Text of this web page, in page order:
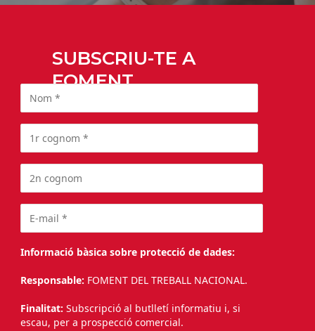
SUBSCRIU-TE A
FOMENT
Informació bàsica sobre protecció de dades:
Responsable: FOMENT DEL TREBALL NACIONAL.
Finalitat: Subscripció al butlletí informatiu i, si
escau, per a prospecció comercial.